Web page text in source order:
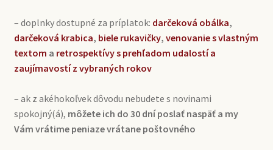
– doplnky dostupné za príplatok: darčeková obálka,
darčeková krabica, biele rukavičky, venovanie s vlastným
textom a retrospektívy s prehľadom udalostí a
zaujímavostí z vybraných rokov
– ak z akéhokoľvek dôvodu nebudete s novinami
spokojný(á), môžete ich do 30 dní poslať naspäť a my
Vám vrátime peniaze vrátane poštovného